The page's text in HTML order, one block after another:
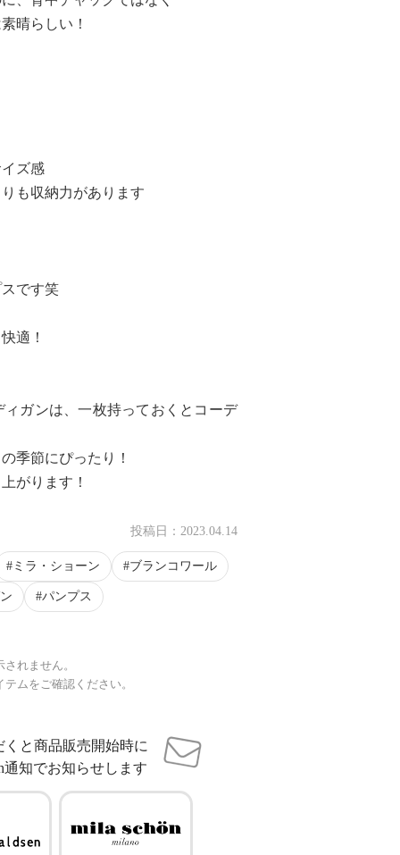
晴らしい！
ズ感
も収納力があります
です笑
適！
ガンは、一枚持っておくとコーデ
季節にぴったり！
がります！
投稿日： 2023.04.14
ミラ・ショーン ブランコワール
パンプス
れません。
ムをご確認ください。
くと商品販売開始時に
通知でお知らせします